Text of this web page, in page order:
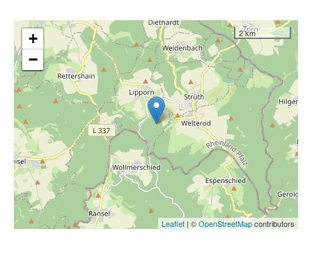
+
−
2 km
Leaflet | ©OpenStreetMapcontributors